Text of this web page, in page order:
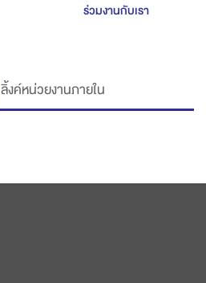
ร่วมงานกับเรา
ลิ้งค์หน่วยงานภายใน